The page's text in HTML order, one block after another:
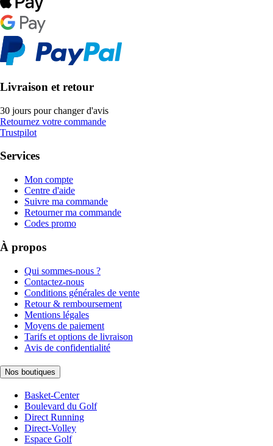
Livraison et retour
30 jours pour changer d'avis
Retournez votre commande
Trustpilot
Services
Mon compte
Centre d'aide
Suivre ma commande
Retourner ma commande
Codes promo
À propos
Qui sommes-nous ?
Contactez-nous
Conditions générales de vente
Retour & remboursement
Mentions légales
Moyens de paiement
Tarifs et options de livraison
Avis de confidentialité
Nos boutiques
Basket-Center
Boulevard du Golf
Direct Running
Direct-Volley
Espace Golf